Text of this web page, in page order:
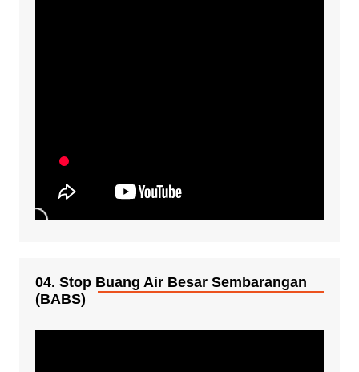
04. Stop Buang Air Besar Sembarangan
(BABS)